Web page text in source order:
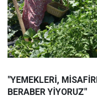
"YEMEKLERİ,
BERABER YİYORUZ"